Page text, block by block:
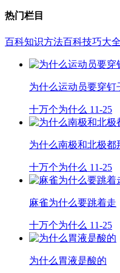
热门栏目
百科知识方法百科技巧大全
为什么运动员要穿钉
十万个为什么 11-25
为什么南极和北极都
十万个为什么 11-25
麻雀为什么要跳着走
十万个为什么 11-25
为什么胃液是酸的